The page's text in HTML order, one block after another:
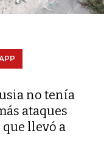
no tenía
ataques
llevó a